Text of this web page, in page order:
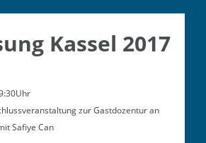
Kassel 2017
zur Gast­dozen­tur an
Safiye Can